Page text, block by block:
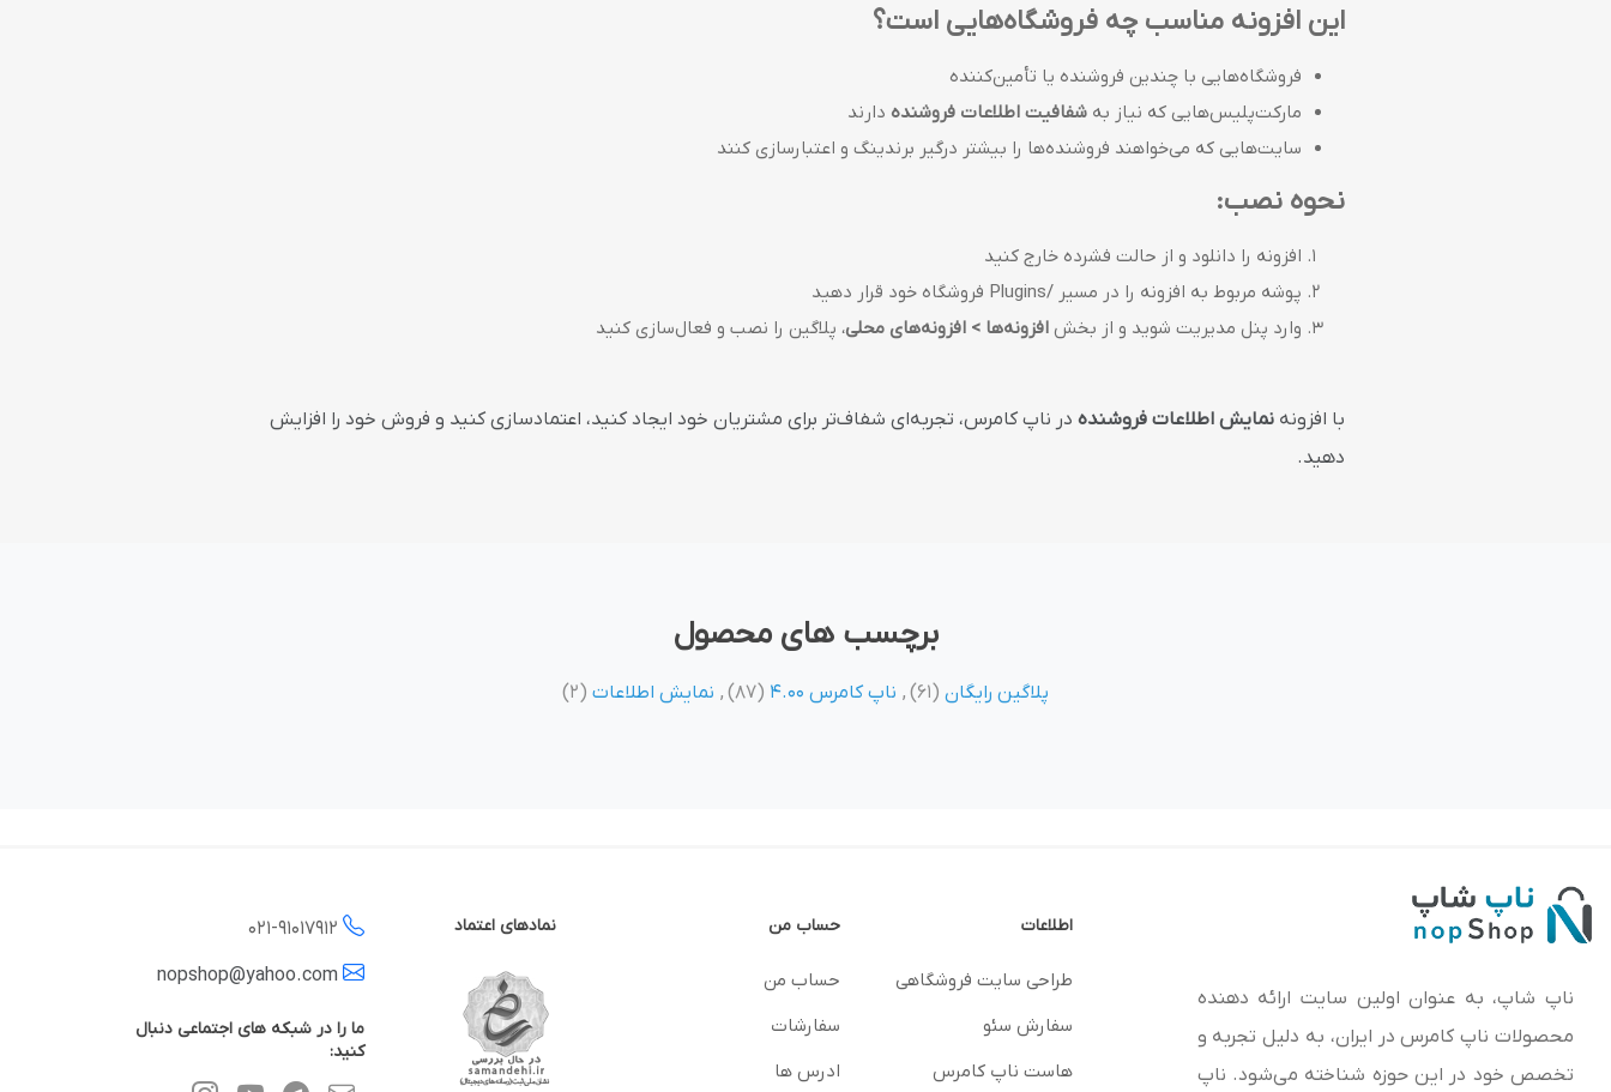
این افزونه مناسب چه فروشگاه‌هایی است؟
فروشگاه‌هایی با چندین فروشنده یا تأمین‌کننده
مارکت‌پلیس‌هایی که نیاز به شفافیت اطلاعات فروشنده دارند
سایت‌هایی که می‌خواهند فروشنده‌ها را بیشتر درگیر برندینگ و اعتبارسازی کنند
نحوه نصب:
افزونه را دانلود و از حالت فشرده خارج کنید
پوشه مربوط به افزونه را در مسیر /Plugins
فروشگاه خود قرار دهید
وارد پنل مدیریت شوید و از بخش افزونه‌ها > افزونه‌های محلی، پلاگین را نصب و فعال‌سازی کنید
با افزونه نمایش اطلاعات فروشندهدر ناپ کامرس، تجربه‌ای شفاف‌تر برای مشتریان خود ایجاد کنید، اعتمادسازی کنید و فروش خود را افزایش
دهید.
برچسب های محصول
پلاگین رایگان (61)
, ناپ کامرس 4.00 (87)
, نمایش اطلاعات (2)
ناپ شاپ، به عنوان اولین سایت ارائه‌ دهنده
محصولات ناپ کامرس در ایران، به دلیل تجربه و
تخصص خود در این حوزه شناخته می‌شود. ناپ
اطلاعات
طراحی سایت فروشگاهی
سفارش سئو
هاست ناپ کامرس
حساب من
حساب من
سفارشات
ادرس ها
نمادهای اعتماد 021-91017912
ما را در شبکه های اجتماعی دنبال
کنید: